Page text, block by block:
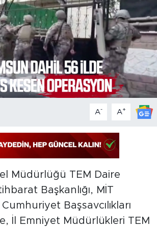
A- A+
Müdürlüğü TEM Daire
Başkanlığı, MİT
Cumhuriyet Başsavcılıkları
İl Emniyet Müdürlükleri TEM